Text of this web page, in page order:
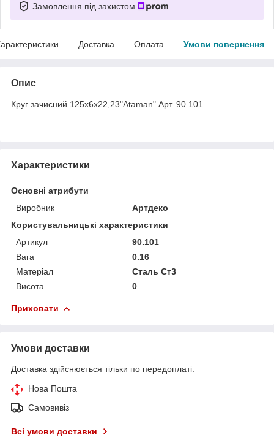
Замовлення під захистом
Доставка Оплата Умови повернення
Опис
Круг зачисний 125х6х22,23"Ataman" Арт. 90.101
Характеристики
Основні атрибути
Виробник
Артдеко
Користувальницькі характеристики
Артикул
90.101
Вага
0.16
Матеріал
Сталь Ст3
Висота
0
Приховати
Умови доставки
Доставка здійснюється тільки по передоплаті.
Нова Пошта
Самовивіз
Всі умови доставки